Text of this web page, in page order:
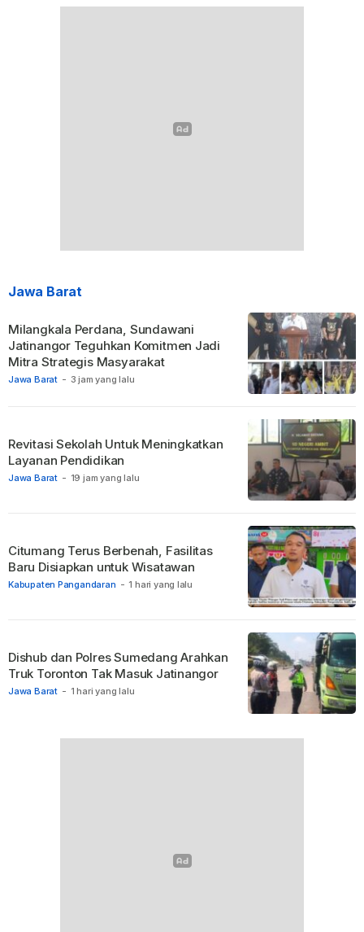
Jawa Barat
Jawa Barat - 3 jam yang lalu
Milangkala Perdana, Sundawani
Jatinangor Teguhkan Komitmen Jadi
Mitra Strategis Masyarakat
Jawa Barat - 19 jam yang lalu
Revitasi Sekolah Untuk Meningkatkan
Layanan Pendidikan
Kabupaten Pangandaran - 1 hari yang lalu
Citumang Terus Berbenah, Fasilitas
Baru Disiapkan untuk Wisatawan
Jawa Barat - 1 hari yang lalu
Dishub dan Polres Sumedang Arahkan
Truk Toronton Tak Masuk Jatinangor